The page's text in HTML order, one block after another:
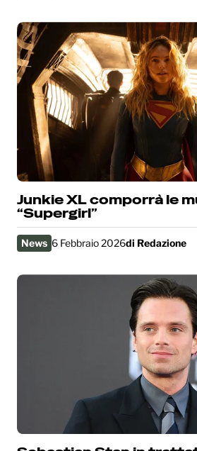
Junkie XL comporrà le
“Supergirl”
News 6 Febbraio 2026di Redazione